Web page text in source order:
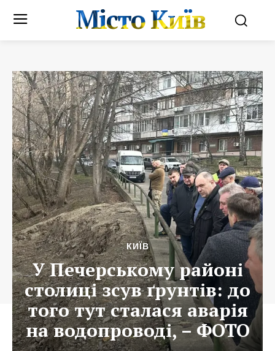
Місто Київ
КИЇВ
У Печерському районі
столиці зсув ґрунтів: до
того тут сталася аварія
на водопроводі, – ФОТО